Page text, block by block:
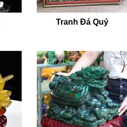
Tranh Đá Quý